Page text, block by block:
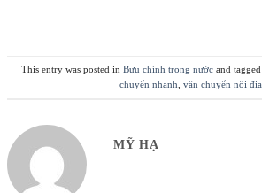
This entry was posted in Bưu chính trong nước and tagged
chuyển nhanh vận chuyển nội địa
MỸ HẠ